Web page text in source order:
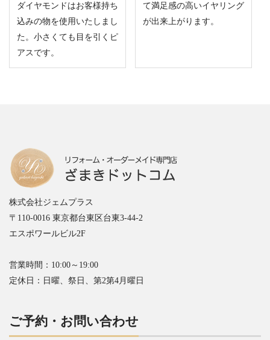
ダイヤモンドはお客様持ち
込みの物を使用いたしまし
た。小さくても目を引くピ
アスです。
て満足感の高いイヤリング
が出来上がります。
株式会社ジェムプラス
〒110-0016 東京都台東区台東3-44-2
エスポワールビル2F
営業時間：10:00～19:00
定休日：日曜、祭日、第2第4月曜日
ご予約・お問い合わせ